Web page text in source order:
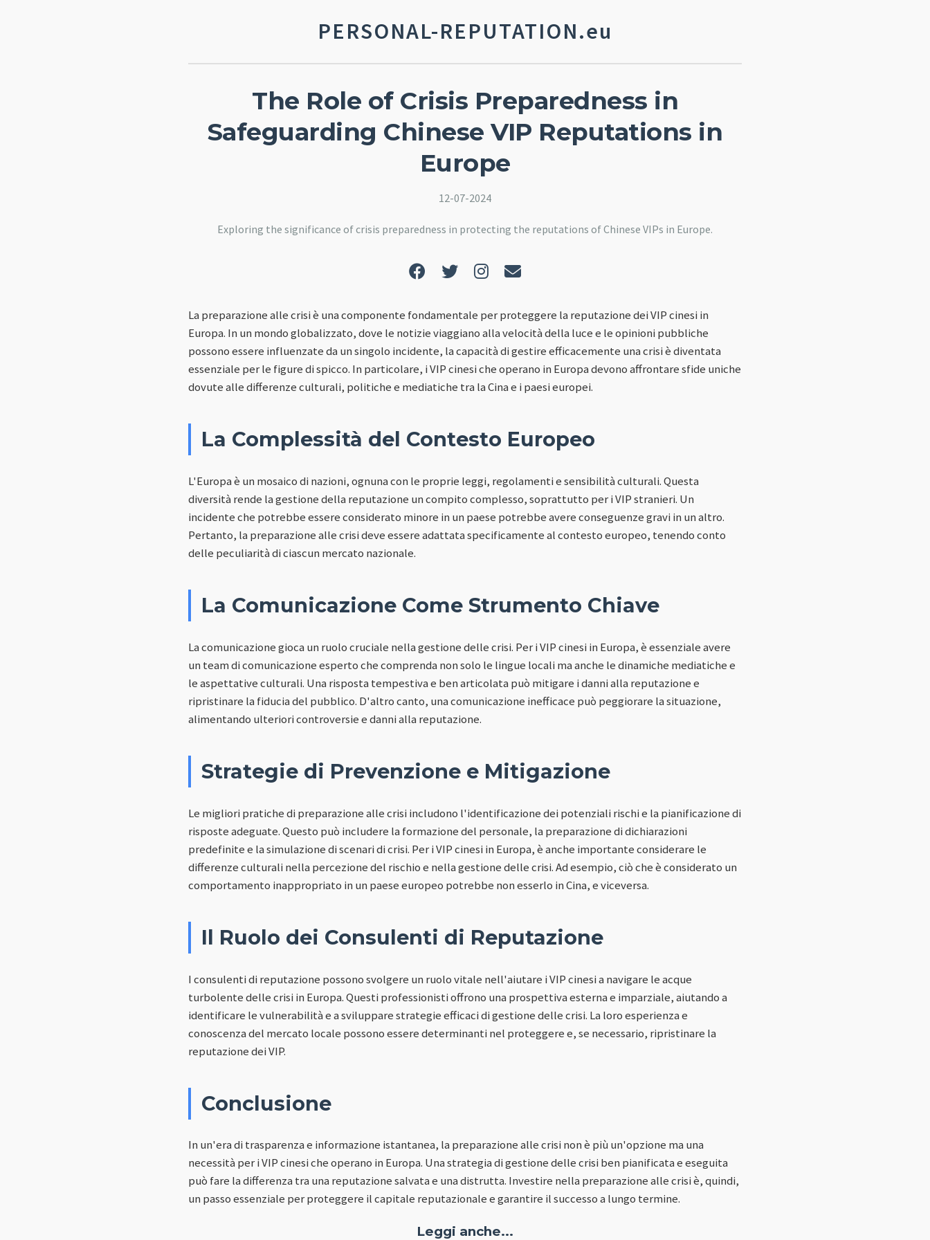
PERSONAL-REPUTATION.eu
The Role of Crisis Preparedness in
Safeguarding Chinese VIP Reputations in
Europe
12-07-2024
Exploring the significance of crisis preparedness in protecting the reputations of Chinese VIPs in Europe.
La preparazione alle crisi è una componente fondamentale per proteggere la reputazione dei VIP cinesi in
Europa. In un mondo globalizzato, dove le notizie viaggiano alla velocità della luce e le opinioni pubbliche
possono essere influenzate da un singolo incidente, la capacità di gestire efficacemente una crisi è diventata
essenziale per le figure di spicco. In particolare, i VIP cinesi che operano in Europa devono affrontare sfide uniche
dovute alle differenze culturali, politiche e mediatiche tra la Cina e i paesi europei.
La Complessità del Contesto Europeo
L'Europa è un mosaico di nazioni, ognuna con le proprie leggi, regolamenti e sensibilità culturali. Questa
diversità rende la gestione della reputazione un compito complesso, soprattutto per i VIP stranieri. Un
incidente che potrebbe essere considerato minore in un paese potrebbe avere conseguenze gravi in un altro.
Pertanto, la preparazione alle crisi deve essere adattata specificamente al contesto europeo, tenendo conto
delle peculiarità di ciascun mercato nazionale.
La Comunicazione Come Strumento Chiave
La comunicazione gioca un ruolo cruciale nella gestione delle crisi. Per i VIP cinesi in Europa, è essenziale avere
un team di comunicazione esperto che comprenda non solo le lingue locali ma anche le dinamiche mediatiche e
le aspettative culturali. Una risposta tempestiva e ben articolata può mitigare i danni alla reputazione e
ripristinare la fiducia del pubblico. D'altro canto, una comunicazione inefficace può peggiorare la situazione,
alimentando ulteriori controversie e danni alla reputazione.
Strategie di Prevenzione e Mitigazione
Le migliori pratiche di preparazione alle crisi includono l'identificazione dei potenziali rischi e la pianificazione di
risposte adeguate. Questo può includere la formazione del personale, la preparazione di dichiarazioni
predefinite e la simulazione di scenari di crisi. Per i VIP cinesi in Europa, è anche importante considerare le
differenze culturali nella percezione del rischio e nella gestione delle crisi. Ad esempio, ciò che è considerato un
comportamento inappropriato in un paese europeo potrebbe non esserlo in Cina, e viceversa.
Il Ruolo dei Consulenti di Reputazione
I consulenti di reputazione possono svolgere un ruolo vitale nell'aiutare i VIP cinesi a navigare le acque
turbolente delle crisi in Europa. Questi professionisti offrono una prospettiva esterna e imparziale, aiutando a
identificare le vulnerabilità e a sviluppare strategie efficaci di gestione delle crisi. La loro esperienza e
conoscenza del mercato locale possono essere determinanti nel proteggere e, se necessario, ripristinare la
reputazione dei VIP.
Conclusione
In un'era di trasparenza e informazione istantanea, la preparazione alle crisi non è più un'opzione ma una
necessità per i VIP cinesi che operano in Europa. Una strategia di gestione delle crisi ben pianificata e eseguita
può fare la differenza tra una reputazione salvata e una distrutta. Investire nella preparazione alle crisi è, quindi,
un passo essenziale per proteggere il capitale reputazionale e garantire il successo a lungo termine.
Leggi anche...